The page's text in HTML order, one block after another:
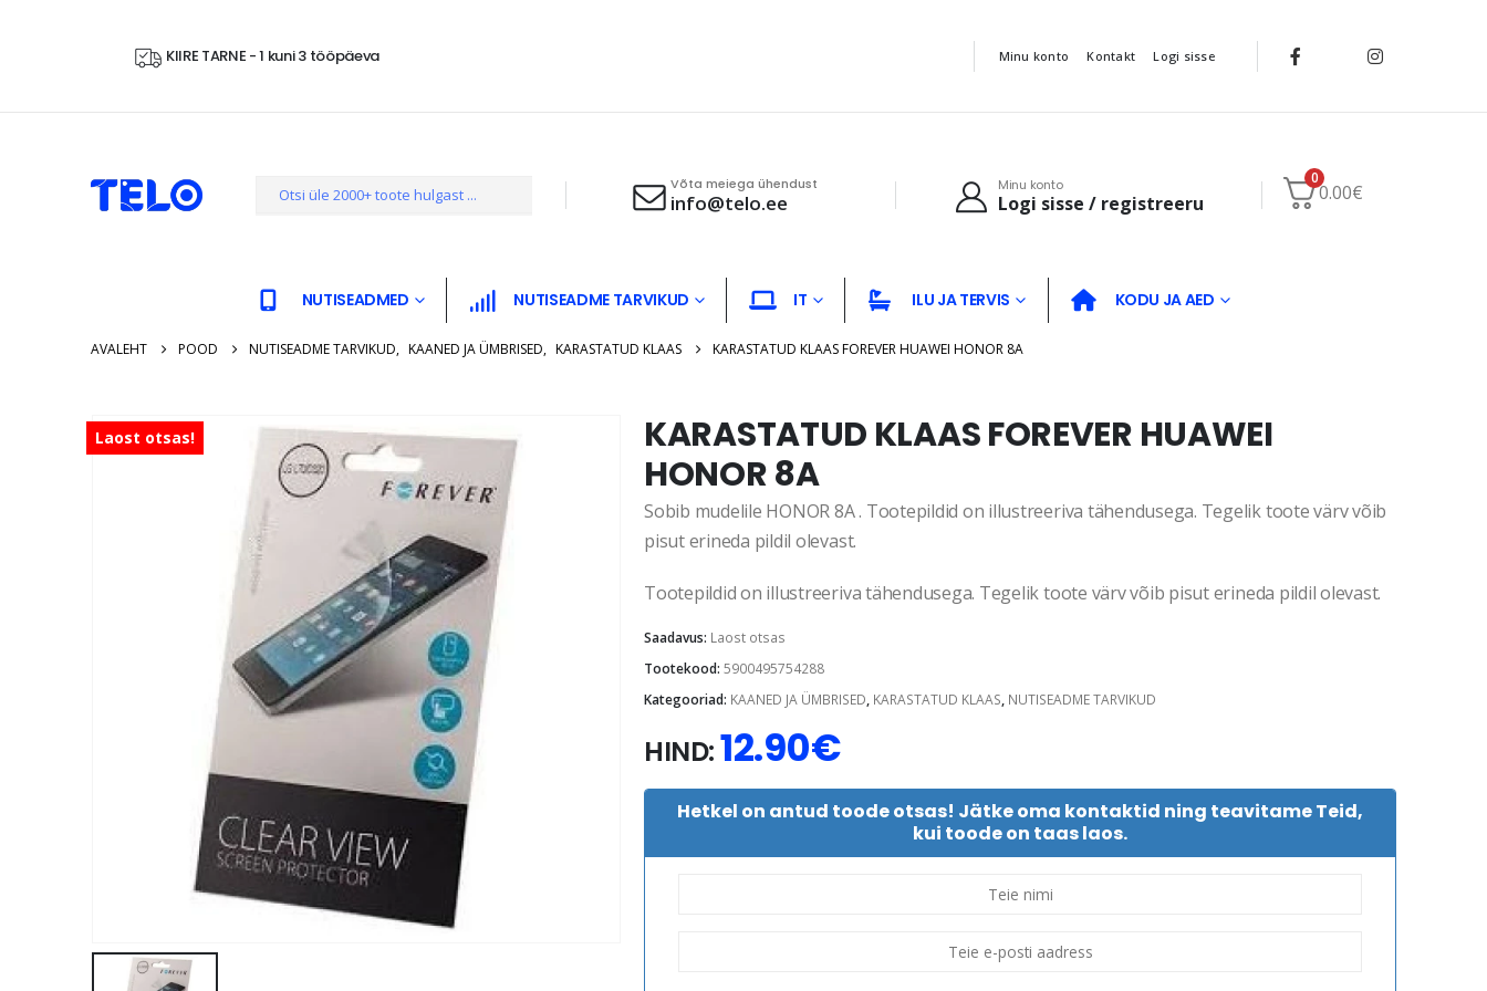
KIIRE TARNE - 1 kuni 3 tööpäeva Minu konto Kontakt Logi sisse
Võta meiega ühendust
info@telo.ee
Minu konto
Logi sisse / registreeru
0
0.00€
NUTISEADMED NUTISEADME TARVIKUD IT ILU JA TERVIS KODU JA AED
AVALEHT POOD NUTISEADME TARVIKUD, KAANED JA ÜMBRISED, KARASTATUD KLAAS KARASTATUD KLAAS FOREVER HUAWEI HONOR 8A
Laost otsas!
KARASTATUD KLAAS FOREVER HUAWEI
HONOR 8A
Sobib mudelile HONOR 8A . Tootepildid on illustreeriva tähendusega. Tegelik toote värv võib
pisut erineda pildil olevast.
Tootepildid on illustreeriva tähendusega. Tegelik toote värv võib pisut erineda pildil olevast.
Saadavus: Laost otsas
Tootekood: 5900495754288
Kategooriad: KAANED JA ÜMBRISED, KARASTATUD KLAAS, NUTISEADME TARVIKUD
HIND:12.90€
Hetkel on antud toode otsas! Jätke oma kontaktid ning teavitame Teid,
kui toode on taas laos.